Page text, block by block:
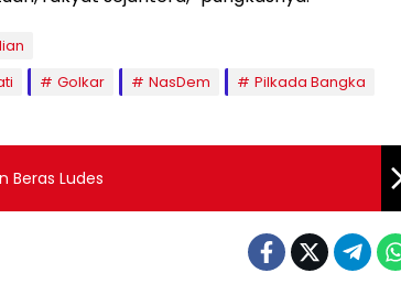
Golkar NasDem
Pilkada Bangka
Beras Ludes